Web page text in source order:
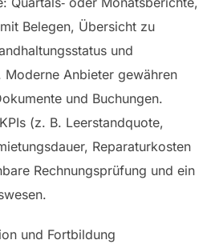
Belegen, Übersicht zu
und
Moderne Anbieter gewähren
und Buchungen.
(z. B. Leerstandquote,
Reparaturkosten
Rechnungsprüfung und ein
und Fortbildung